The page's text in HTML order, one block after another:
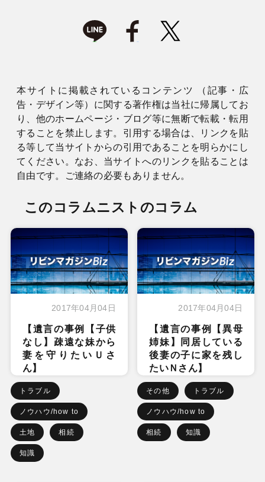
本サイトに掲載されているコンテンツ （記事・広
告・デザイン等）に関する著作権は当社に帰属してお
り、他のホームページ・ブログ等に無断で転載・転用
することを禁止します。引用する場合は、リンクを貼
る等して当サイトからの引用であることを明らかにし
てください。なお、当サイトへのリンクを貼ることは
自由です。ご連絡の必要もありません。
このコラムニストのコラム
2017年04月04日
【遺言の事例【子供
なし】疎遠な妹から
妻を守りたいＵさ
ん】
トラブル
ノウハウ/how to
土地 相続
知識
2017年04月04日
【遺言の事例【異母
姉妹】同居している
後妻の子に家を残し
たいＮさん】
その他 トラブル
ノウハウ/how to
相続 知識